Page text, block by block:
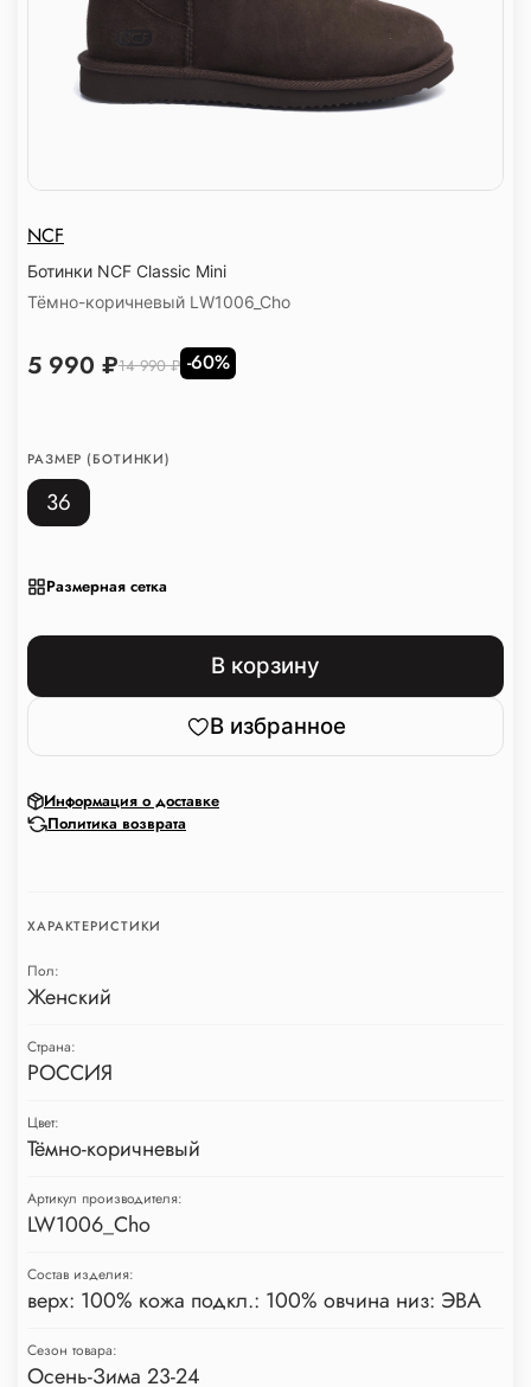
NCF
Ботинки NCF Classic Mini
Тёмно-коричневый LW1006_Cho
РАЗМЕР (БОТИНКИ)
36
Размерная сетка
5 990 ₽14 990 ₽ -60%
В корзину
В избранное
Информация о доставке
Политика возврата
ХАРАКТЕРИСТИКИ
Пол:
Женский
Страна:
РОССИЯ
Цвет:
Тёмно-коричневый
Артикул производителя:
LW1006_Cho
Состав изделия:
верх: 100% кожа подкл.: 100% овчина низ: ЭВА
Сезон товара:
Осень-Зима 23-24